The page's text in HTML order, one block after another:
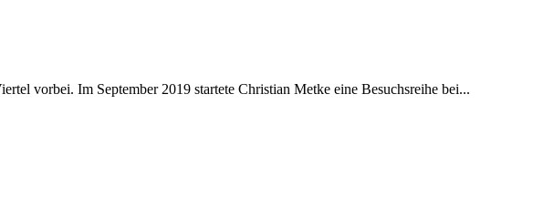
vorbei. Im September 2019 startete Christian Metke eine Besuchsreihe bei...